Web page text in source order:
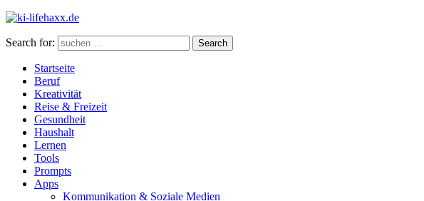
Search for: Search
Startseite
Beruf
Kreativität
Reise & Freizeit
Gesundheit
Haushalt
Lernen
Tools
Prompts
Apps
Kommunikation & Soziale Medien